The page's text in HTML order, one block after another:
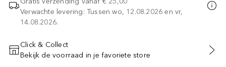
Verwachte levering: Tussen wo, 12.08.2026 en vr,
14.08.2026.
VOEG TOE AAN WINKELMANDJE
Click & Collect
Bekijk de voorraad in je favoriete store